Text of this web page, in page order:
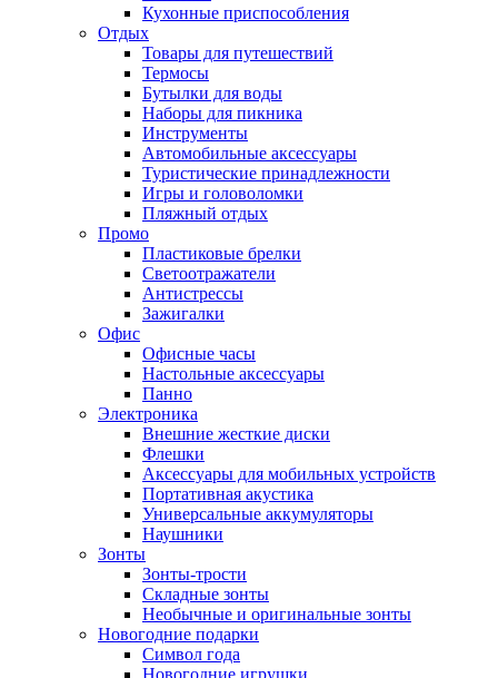
Кухонные приспособления
Отдых
Товары для путешествий
Термосы
Бутылки для воды
Наборы для пикника
Инструменты
Автомобильные аксессуары
Туристические принадлежности
Игры и головоломки
Пляжный отдых
Промо
Пластиковые брелки
Светоотражатели
Антистрессы
Зажигалки
Офис
Офисные часы
Настольные аксессуары
Панно
Электроника
Внешние жесткие диски
Флешки
Аксессуары для мобильных устройств
Портативная акустика
Универсальные аккумуляторы
Наушники
Зонты
Зонты-трости
Складные зонты
Необычные и оригинальные зонты
Новогодние подарки
Символ года
Новогодние игрушки